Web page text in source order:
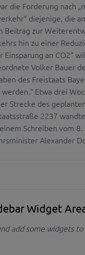
die Forderung nach
diejenige, die
Beitrag zur
hin zu einer
Einsparung an CO2“
Volker Bauer
des Freistaats
Etwa drei
Strecke des
2237
Schreiben vom 8.
Alexander
Widget
add some widgets